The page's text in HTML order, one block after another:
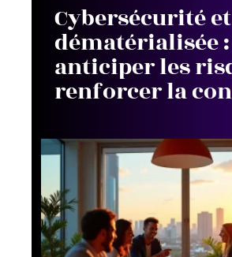
Cybersécurité
dématérialisée :
anticiper les
renforcer la